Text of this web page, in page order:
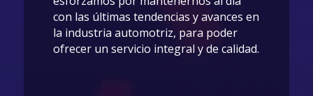
con las últimas tendencias y avances en
la industria automotriz, para poder
ofrecer un servicio integral y de calidad.